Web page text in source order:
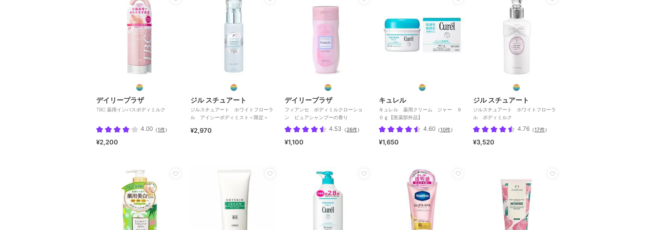
デイリープラザ
TBC 薬用インバスボディミルク
4.00 （1件）
¥2,200
ジル スチュアート
ジルスチュアート ホワイトフローラ
ル アイシーボディミスト＜限定＞
¥2,970
デイリープラザ
フィアンセ ボディミルクローショ
ン ピュアシャンプーの香り
4.53 （26件）
¥1,100
キュレル
キュレル 薬用クリーム ジャー ９
０ｇ【医薬部外品】
4.60 （10件）
¥1,650
ジル スチュアート
ジルスチュアート ホワイトフローラ
ル ボディミルク
4.76 （17件）
¥3,520